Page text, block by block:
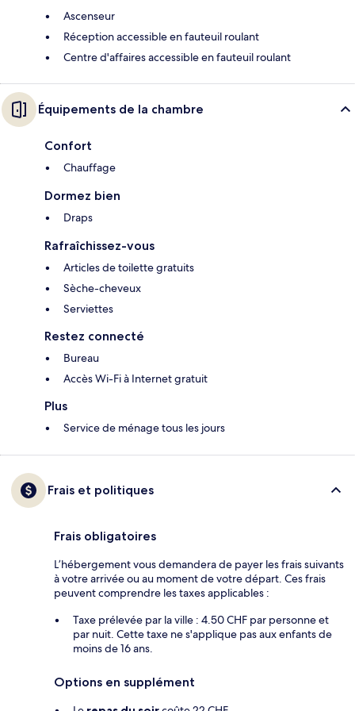
Ascenseur
Réception accessible en fauteuil roulant
Centre d'affaires accessible en fauteuil roulant
Équipements de la chambre
Confort
Chauffage
Dormez bien
Draps
Rafraîchissez-vous
Articles de toilette gratuits
Sèche-cheveux
Serviettes
Restez connecté
Bureau
Accès Wi-Fi à Internet gratuit
Plus
Service de ménage tous les jours
Frais et politiques
Frais obligatoires
L’hébergement vous demandera de payer les frais suivants
à votre arrivée ou au moment de votre départ. Ces frais
peuvent comprendre les taxes applicables :
Taxe prélevée par la ville : 4.50 CHF par personne et
par nuit. Cette taxe ne s'applique pas aux enfants de
moins de 16 ans.
Options en supplément